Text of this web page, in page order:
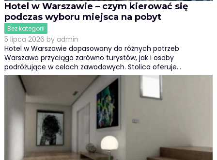
Hotel w Warszawie – czym kierować się
podczas wyboru miejsca na pobyt
Bez kategorii
5 lipca 2026 by admin
Hotel w Warszawie dopasowany do różnych potrzeb
Warszawa przyciąga zarówno turystów, jak i osoby
podróżujące w celach zawodowych. Stolica oferuje…